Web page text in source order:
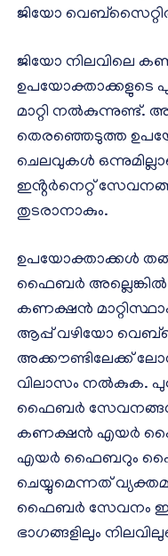
ജിയോ വെബ്​സൈറ്റിൽ
ജിയോ നിലവിലെ
ഉപയോക്താക്കളുടെ
മാറ്റി നൽകുന്നുണ്ട്.
തെരഞ്ഞെടുത്ത
ചെലവുകൾ
ഇൻ്റർനെറ്റ്
തുടരാനാകും.
ഉപയോക്താക്കൾ
ഫൈബർ
കണക്ഷൻ
ആപ്പ് വഴിയോ
അക്കൗണ്ടിലേക്ക്
വിലാസം നൽകുക.
ഫൈബർ സേവനങ്ങൾ
കണക്ഷൻ എയർ
എയർ ഫൈബറും
ചെയ്യുമെന്നത്
ഫൈബർ സേവനം
ഭാഗങ്ങളിലും